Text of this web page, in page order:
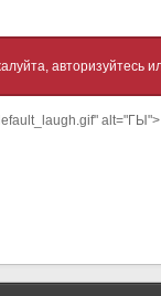
авторизуйтесь
alt="ГЫ">